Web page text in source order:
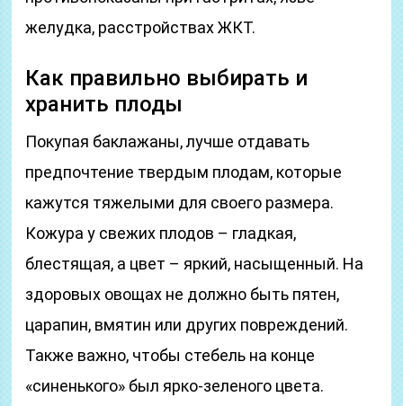
желудка, расстройствах ЖКТ.
Как правильно выбирать и
хранить плоды
Покупая баклажаны, лучше отдавать
предпочтение твердым плодам, которые
кажутся тяжелыми для своего размера.
Кожура у свежих плодов – гладкая,
блестящая, а цвет – яркий, насыщенный. На
здоровых овощах не должно быть пятен,
царапин, вмятин или других повреждений.
Также важно, чтобы стебель на конце
«синенького» был ярко-зеленого цвета.